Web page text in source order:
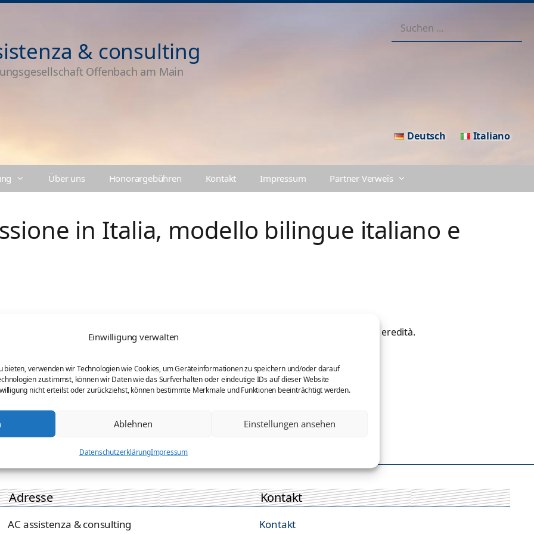
Einwilligung verwalten
bieten, verwenden wir Technologien wie Cookies, um Geräteinformationen zu speichern und/oder darauf
zustimmst, können wir Daten wie das Surfverhalten oder eindeutige IDs auf dieser Website
nicht erteilst oder zurückziehst, können bestimmte Merkmale und Funktionen beeinträchtigt werden.
Ablehnen Einstellungen ansehen
DatenschutzerklärungImpressum
Suchen
nach:
Deutsch Italiano
& consulting
Offenbach am Main
Über uns Honorargebühren Kontakt Impressum Partner Verweis
in Italia, modello bilingue italiano e
Per facilitare gli adempimenti delle minoranze linguistiche, ecco il modello in caso di eredità.
bei Verständigung im Strafverfahren wirksam
Adresse
AC assistenza & consulting
Kontakt
Kontakt